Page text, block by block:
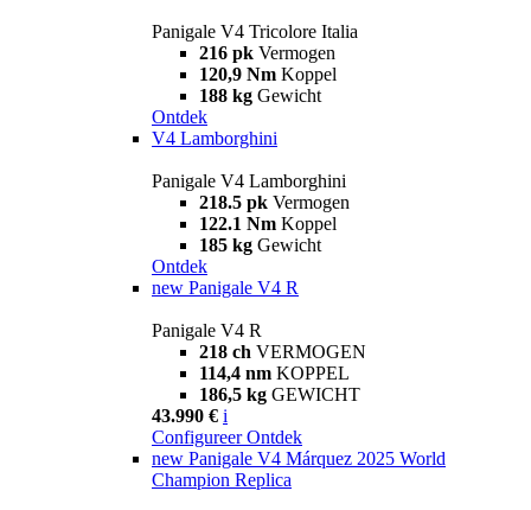
Panigale V4 Tricolore Italia
216 pk Vermogen
120,9 Nm Koppel
188 kg Gewicht
Ontdek
V4 Lamborghini
Panigale V4 Lamborghini
218.5 pk Vermogen
122.1 Nm Koppel
185 kg Gewicht
Ontdek
new Panigale V4 R
Panigale V4 R
218 ch VERMOGEN
114,4 nm KOPPEL
186,5 kg GEWICHT
43.990 € i
Configureer Ontdek
new Panigale V4 Márquez 2025 World
Champion Replica